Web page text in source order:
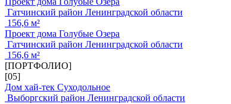
Гатчинский район Ленинградской области
156,6 м²
Проект дома Голубые Озера
Гатчинский район Ленинградской области
156,6 м²
[ПОРТФОЛИО]
[05]
Дом хай-тек Суходольное
Выборгский район Ленинградской области